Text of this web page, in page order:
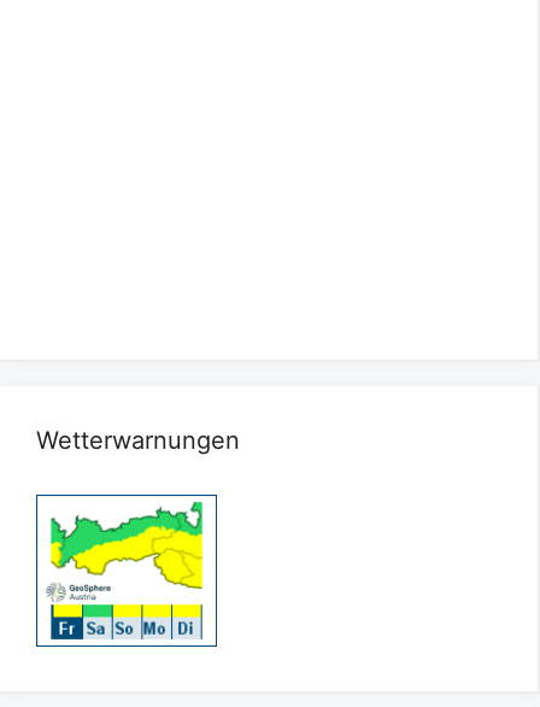
Wetterwarnungen